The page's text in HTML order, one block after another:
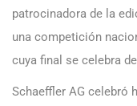
patrocinadora de la
una competición
cuya final se celebra
Schaeffler AG celebró